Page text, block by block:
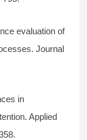
evaluation of
Journal
in
Applied